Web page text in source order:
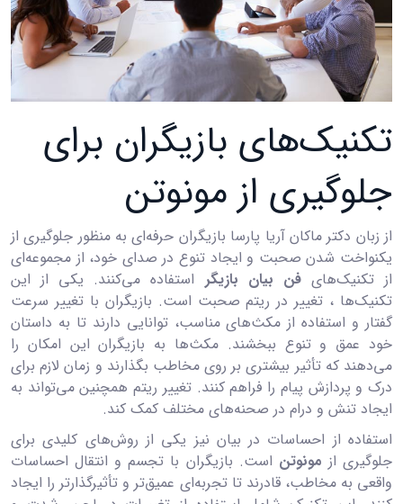
تکنیک‌های بازیگران برای
جلوگیری از مونوتن
از زبان دکتر ماکان آریا پارسا بازیگران حرفه‌ای به منظور جلوگیری از
یکنواخت شدن صحبت و ایجاد تنوع در صدای خود، از مجموعه‌ای
از تکنیک‌هایفن بیان بازیگر استفاده می‌کنند. یکی از این
تکنیک‌ها ، تغییر در ریتم صحبت است. بازیگران با تغییر سرعت
گفتار و استفاده از مکث‌های مناسب، توانایی دارند تا به داستان
خود عمق و تنوع ببخشند. مکث‌ها به بازیگران این امکان را
می‌دهند که تأثیر بیشتری بر روی مخاطب بگذارند و زمان لازم برای
درک و پردازش پیام را فراهم کنند. تغییر ریتم همچنین می‌تواند به
ایجاد تنش و درام در صحنه‌های مختلف کمک کند.
استفاده از احساسات در بیان نیز یکی از روش‌های کلیدی برای
جلوگیری از مونوتن است. بازیگران با تجسم و انتقال احساسات
واقعی به مخاطب، قادرند تا تجربه‌ای عمیق‌تر و تأثیرگذارتر را ایجاد